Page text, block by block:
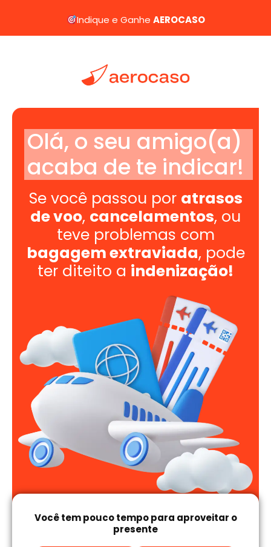
Indique e Ganhe AEROCASO
Olá, o seu amigo(a)
acaba de te indicar!
Se você passou por atrasos
de voo, cancelamentos, ou
teve problemas com
bagagem extraviada, pode
ter diteito a indenização!
Você tem pouco tempo para aproveitar o
presente